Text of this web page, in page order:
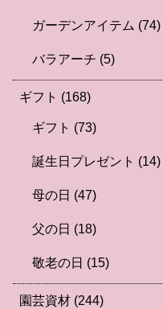
ガーデンアイテム (74)
バラアーチ (5)
ギフト (168)
ギフト (73)
誕生日プレゼント (14)
母の日 (47)
父の日 (18)
敬老の日 (15)
園芸資材 (244)